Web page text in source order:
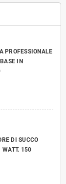
PROFESSIONALE
IN
DI SUCCO
WATT. 150